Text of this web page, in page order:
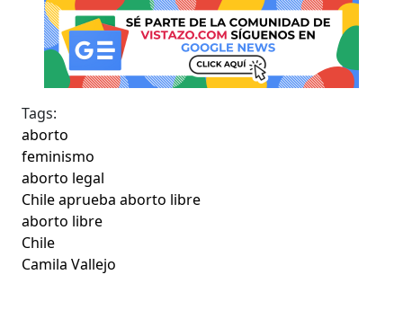
Tags:
aborto
feminismo
aborto legal
Chile aprueba aborto libre
aborto libre
Chile
Camila Vallejo